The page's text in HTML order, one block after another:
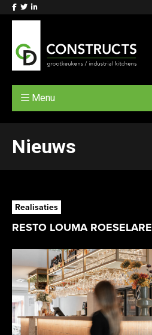
Menu
Nieuws
Realisaties
RESTO LOUMA ROESELARE